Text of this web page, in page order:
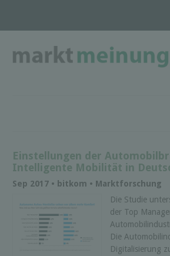
Einstellungen der
Intelligente Mobilität in
Sep 2017 • bitkom • Marktforschung
Die Studie
der Top
Die
Digitalisierung